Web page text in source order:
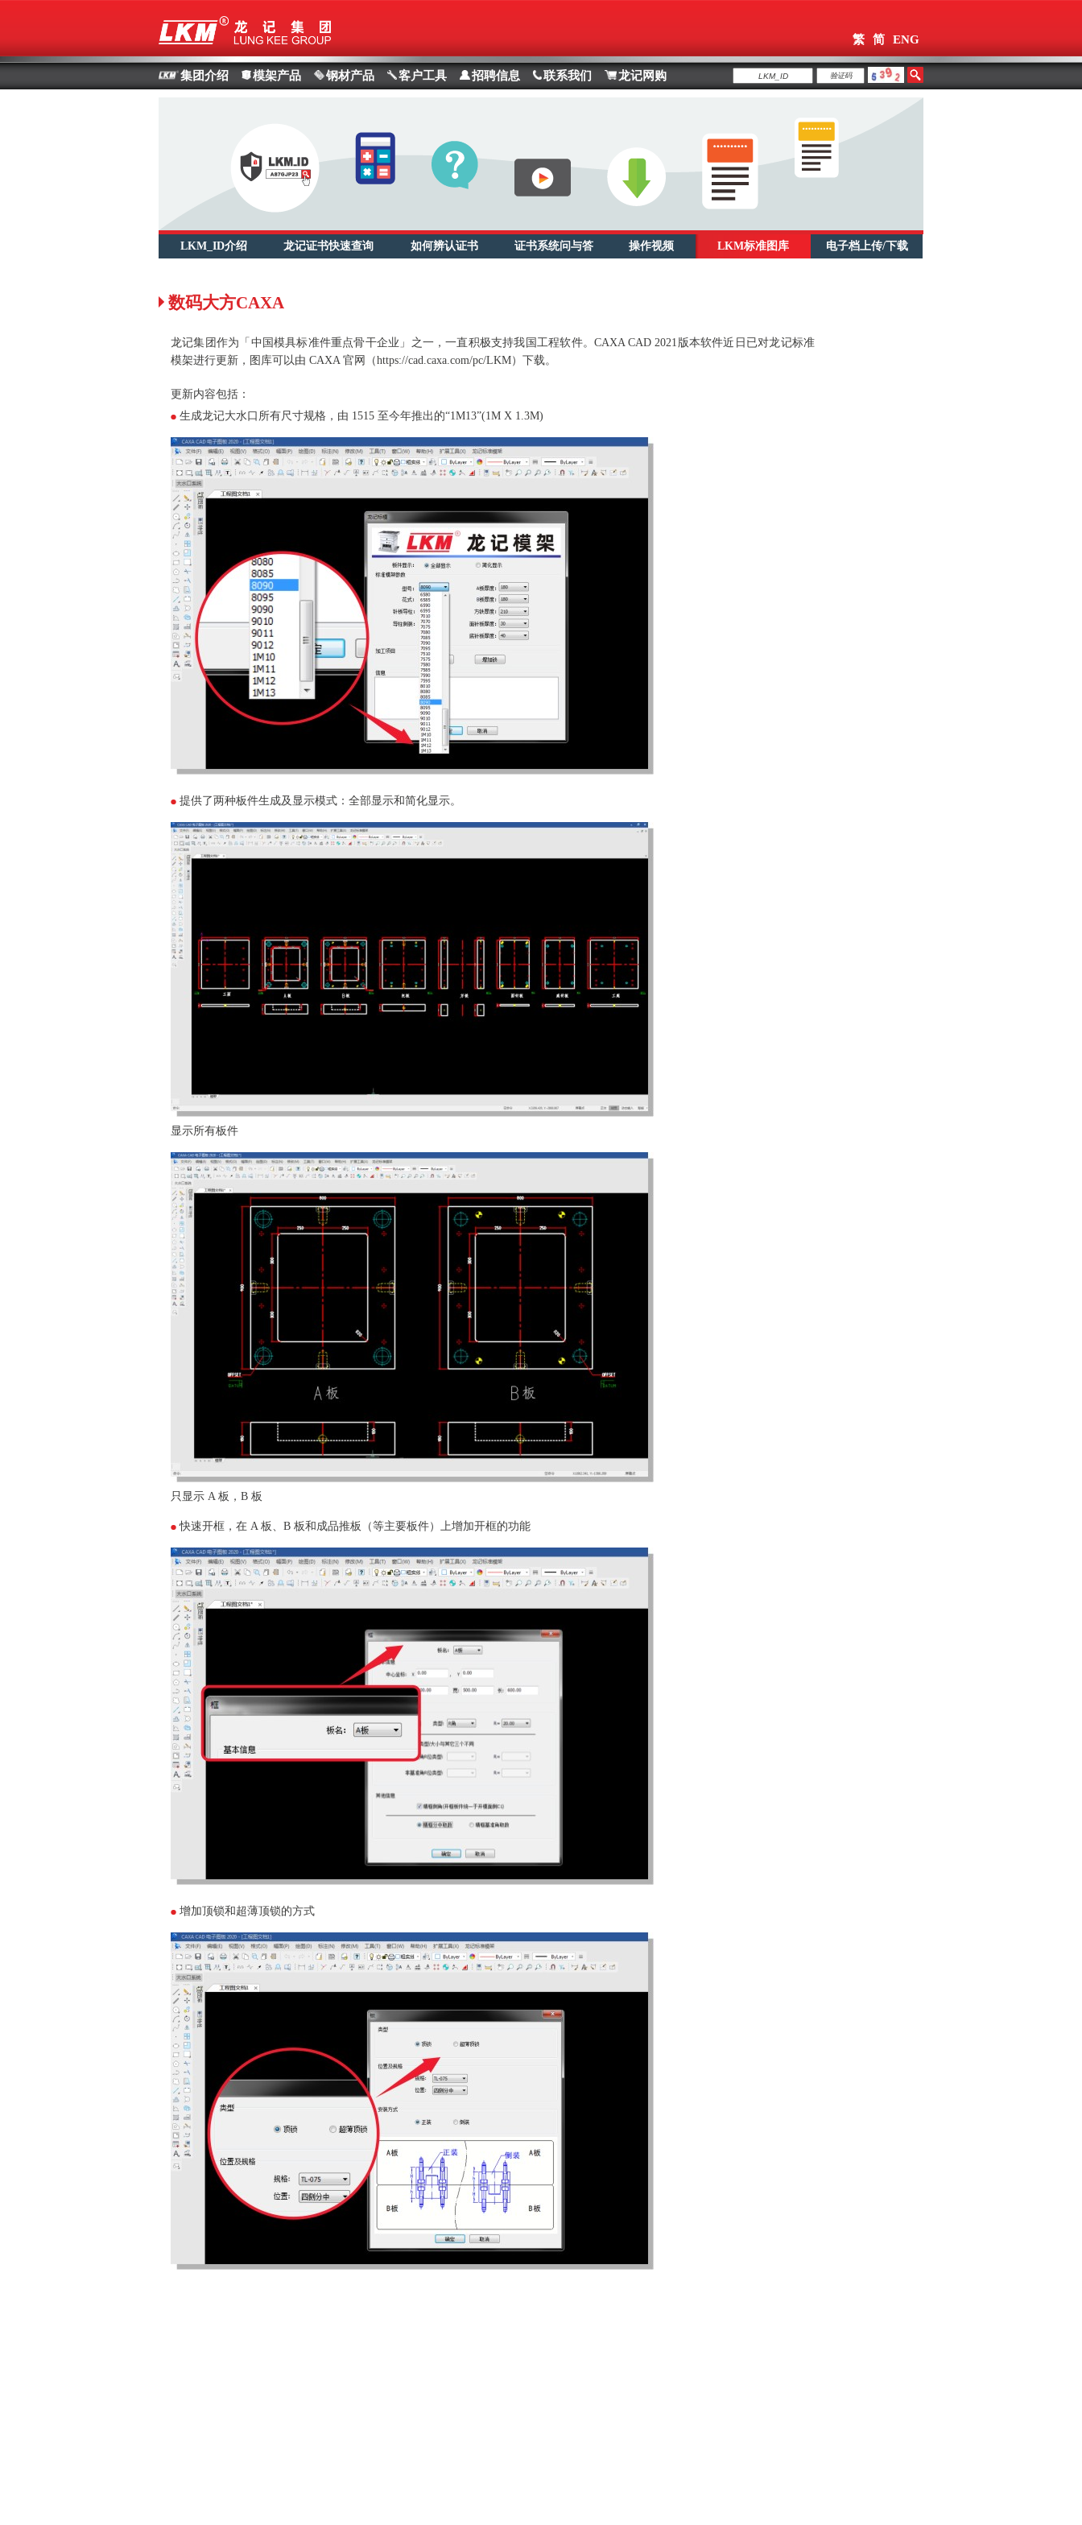
繁 简 ENG
集团介绍 模架产品 钢材产品 客户工具 招聘信息 联系我们 龙记网购
LKM_ID介绍 龙记证书快速查询 如何辨认证书 证书系统问与答 操作视频 LKM标准图库 电子档上传/下载
数码大方CAXA
龙记集团作为「中国模具标准件重点骨干企业」之一，一直积极支持我国工程软件。CAXA CAD 2021版本软件近日已对龙记标准
模架进行更新，图库可以由 CAXA 官网（https://cad.caxa.com/pc/LKM）下载。
更新内容包括：
生成龙记大水口所有尺寸规格，由 1515 至今年推出的“1M13”(1M X 1.3M)
提供了两种板件生成及显示模式：全部显示和简化显示。
显示所有板件
只显示 A 板，B 板
快速开框，在 A 板、B 板和成品推板（等主要板件）上增加开框的功能
增加顶锁和超薄顶锁的方式